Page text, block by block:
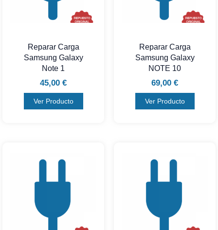
Reparar Carga
Samsung Galaxy
Note 1
45,00 €
Ver Producto
Reparar Carga
Samsung Galaxy
NOTE 10
69,00 €
Ver Producto